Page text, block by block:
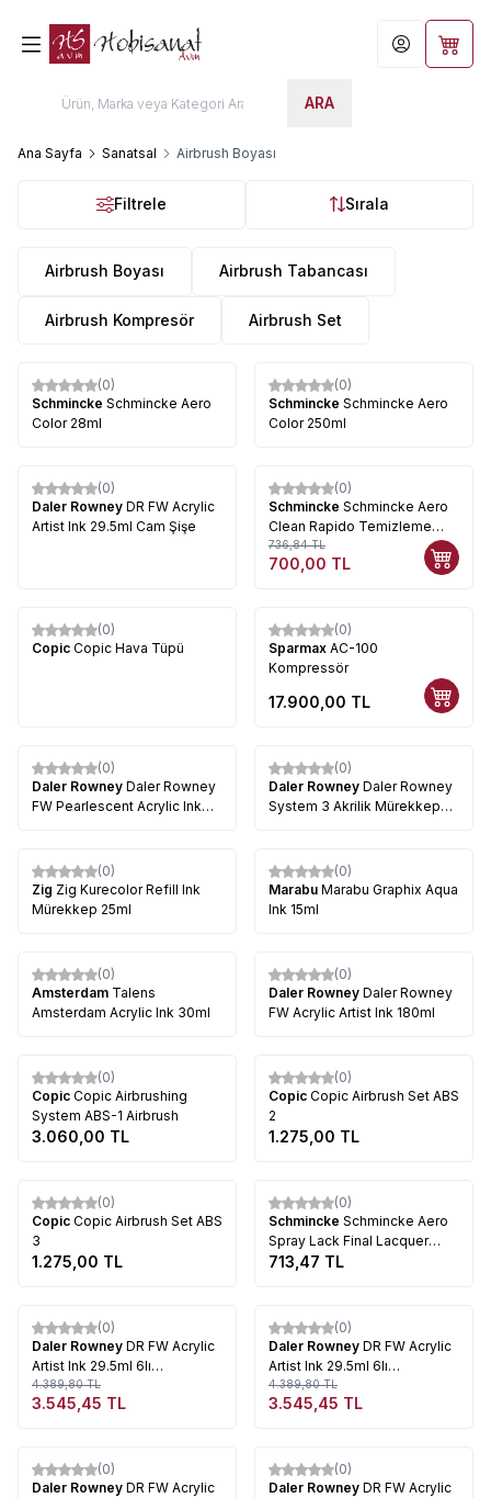
ARA
Hesabım
Ana Sayfa Sanatsal Airbrush Boyası
Filtrele Sırala
Airbrush Boyası Airbrush Tabancası
Airbrush Kompresör Airbrush Set
(0)
Schmincke Schmincke Aero
Color 28ml
(0)
Schmincke Schmincke Aero
Color 250ml
(0)
Daler Rowney DR FW Acrylic
Artist Ink 29.5ml Cam Şişe
%5
(0)
Schmincke Schmincke Aero
Clean Rapido Temizleme
Sıvısı 125ml 606
736,84TL
700,00 TL
(0)
Copic Copic Hava Tüpü
(0)
Sparmax AC-100
Kompressör
17.900,00 TL
(0)
Daler Rowney Daler Rowney
FW Pearlescent Acrylic Ink
(0)
Daler Rowney Daler Rowney
System 3 Akrilik Mürekkep
(0)
Zig Zig Kurecolor Refill Ink
Mürekkep 25ml
(0)
Marabu Marabu Graphix Aqua
Ink 15ml
(0)
Amsterdam Talens
Amsterdam Acrylic Ink 30ml
(0)
Daler Rowney Daler Rowney
FW Acrylic Artist Ink 180ml
(0)
Copic Copic Airbrushing
System ABS-1 Airbrush
3.060,00 TL
(0)
Copic Copic Airbrush Set ABS
2
1.275,00 TL
(0)
Copic Copic Airbrush Set ABS
3
1.275,00 TL
(0)
Schmincke Schmincke Aero
Spray Lack Final Lacquer
300ml (605)
713,47 TL
%19
(0)
Daler Rowney DR FW Acrylic
Artist Ink 29.5ml 6lı
Shimmering Set 160110006
4.389,80TL
3.545,45 TL
%19
(0)
Daler Rowney DR FW Acrylic
Artist Ink 29.5ml 6lı
Pearlescent Set 603200006
4.389,80TL
3.545,45 TL
%19
(0)
Daler Rowney DR FW Acrylic
%19
(0)
Daler Rowney DR FW Acrylic